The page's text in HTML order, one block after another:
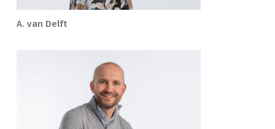
A. van Delft